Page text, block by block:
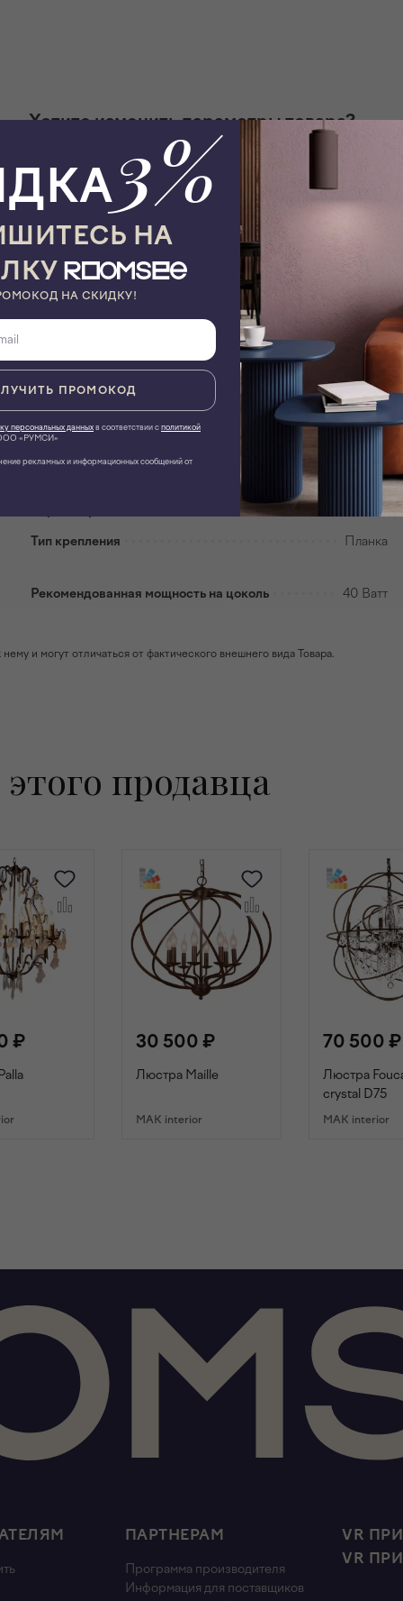
Хотите изменить параметры товара?
Запрос производителю
Вес, кг
До 20 дней
Металл
Количество ламп
До 5 кв.м.
Белый,черный
Китай
Тип крепления Планка
Рекомендованная мощность на цоколь 40 Ватт
и могут отличаться от фактического внешнего вида Товара.
продавца
₽ 30 500 ₽
Люстра Maille
MAK interior
70 500 ₽
Люстра
crystal D75
MAK interior
ПАРТНЕРАМ
Программа производителя
Информация для поставщиков
VR
VR
3%
НА
НА СКИДКУ!
ПРОМОКОД
персональных данныхв соответствии сполитикой
«РУМСИ»
рекламных и информационных сообщений от